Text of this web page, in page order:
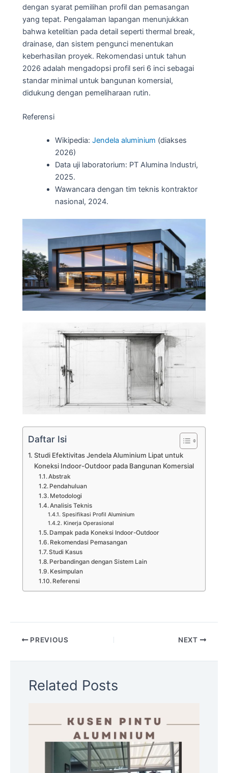
dengan syarat pemilihan profil dan pemasangan
yang tepat. Pengalaman lapangan menunjukkan
bahwa ketelitian pada detail seperti thermal break,
drainase, dan sistem pengunci menentukan
keberhasilan proyek. Rekomendasi untuk tahun
2026 adalah mengadopsi profil seri 6 inci sebagai
standar minimal untuk bangunan komersial,
didukung dengan pemeliharaan rutin.
Referensi
Wikipedia: Jendela aluminium (diakses
2026)
Data uji laboratorium: PT Alumina Industri,
2025.
Wawancara dengan tim teknis kontraktor
nasional, 2024.
Daftar Isi
Studi Efektivitas Jendela Aluminium Lipat untuk
Koneksi Indoor-Outdoor pada Bangunan Komersial
Abstrak
Pendahuluan
Metodologi
Analisis Teknis
Spesifikasi Profil Aluminium
Kinerja Operasional
Dampak pada Koneksi Indoor-Outdoor
Rekomendasi Pemasangan
Studi Kasus
Perbandingan dengan Sistem Lain
Kesimpulan
Referensi
PREVIOUS NEXT
Related Posts